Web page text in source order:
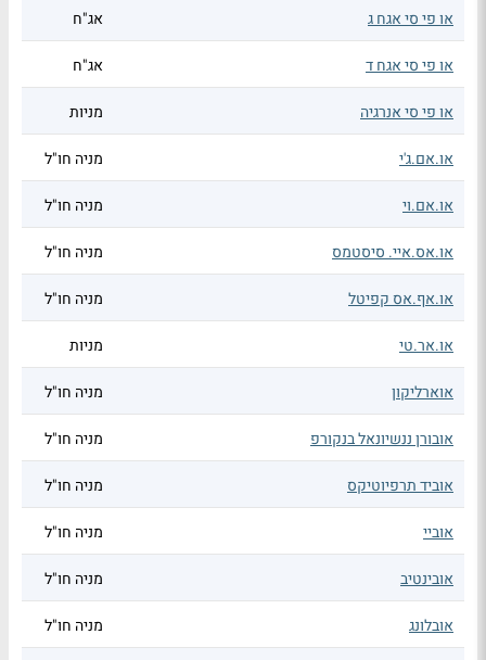
או פי סי אגח ג אג"ח
או פי סי אגח ד אג"ח
או פי סי אנרגיה מניות
או.אם.ג'י מניה חו"ל
או.אם.וי מניה חו"ל
או.אס.איי. סיסטמס מניה חו"ל
או.אף.אס קפיטל מניה חו"ל
או.אר.טי מניות
אוארליקון מניה חו"ל
אובורן ננשיונאל בנקורפ מניה חו"ל
אוביד תרפיוטיקס מניה חו"ל
אוביי מניה חו"ל
אובינטיב מניה חו"ל
אובלונג מניה חו"ל